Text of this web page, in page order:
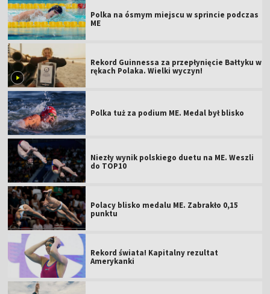
Polka na ósmym miejscu w sprincie podczas
ME
Rekord Guinnessa za przepłynięcie Bałtyku w
rękach Polaka. Wielki wyczyn!
Polka tuż za podium ME. Medal był blisko
Niezły wynik polskiego duetu na ME. Weszli
do TOP10
Polacy blisko medalu ME. Zabrakło 0,15
punktu
Rekord świata! Kapitalny rezultat
Amerykanki